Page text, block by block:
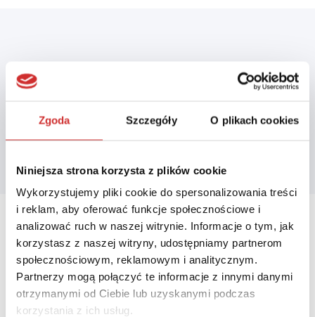
Zgoda Szczegóły O plikach cookies
Niniejsza strona korzysta z plików cookie
Wykorzystujemy pliki cookie do spersonalizowania treści
i reklam, aby oferować funkcje społecznościowe i
analizować ruch w naszej witrynie. Informacje o tym, jak
korzystasz z naszej witryny, udostępniamy partnerom
społecznościowym, reklamowym i analitycznym.
Partnerzy mogą połączyć te informacje z innymi danymi
otrzymanymi od Ciebie lub uzyskanymi podczas
korzystania z ich usług.